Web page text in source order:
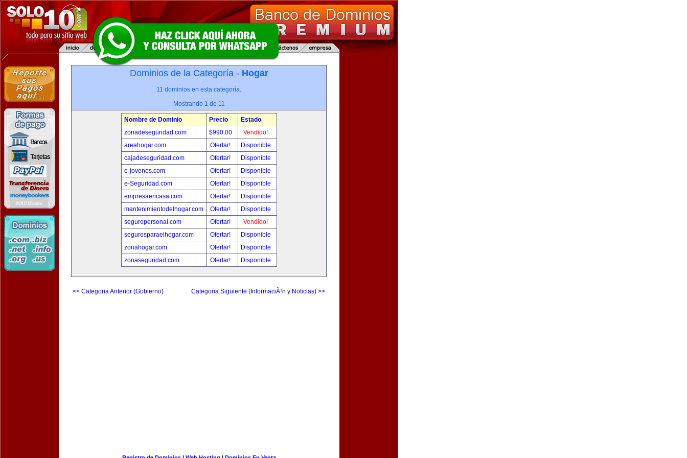
Dominios de la Categoría - Hogar
11 dominios en esta categoría.
Mostrando 1 de 11
Nombre de Dominio Precio
Estado
zonadeseguridad.com
$990.00
Vendido!
areahogar.com
Ofertar!
Disponible
cajadeseguridad.com
Ofertar!
Disponible
e-jovenes.com
Ofertar!
Disponible
e-Seguridad.com
Ofertar!
Disponible
empresaencasa.com
Ofertar!
Disponible
mantenimientodelhogar.com
Ofertar!
Disponible
seguropersonal.com
Ofertar!
Vendido!
segurosparaelhogar.com
Ofertar!
Disponible
zonahogar.com
Ofertar!
Disponible
zonaseguridad.com
Ofertar! Disponible
<< Categoria Anterior (Gobierno) Categoria Siguiente (InformaciÃ³n y Noticias) >>